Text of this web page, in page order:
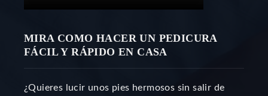
MIRA COMO HACER UN PEDICURA
FÁCIL Y RÁPIDO EN CASA
¿Quieres lucir unos pies hermosos sin salir de